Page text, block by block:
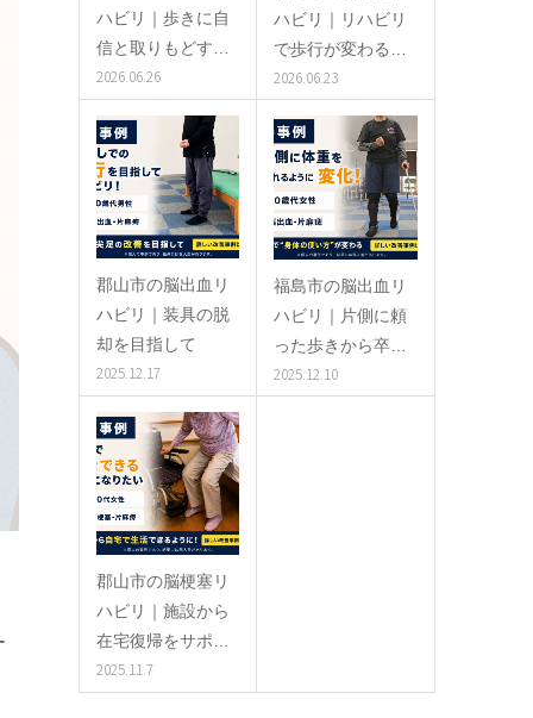
ハビリ｜歩きに自
信と取りもどす…
2026.06.26
ハビリ｜リハビリ
で歩行が変わる…
2026.06.23
郡山市の脳出血リ
ハビリ｜装具の脱
却を目指して
2025.12.17
福島市の脳出血リ
ハビリ｜片側に頼
った歩きから卒…
2025.12.10
郡山市の脳梗塞リ
ハビリ｜施設から
在宅復帰をサポ…
2025.11.7